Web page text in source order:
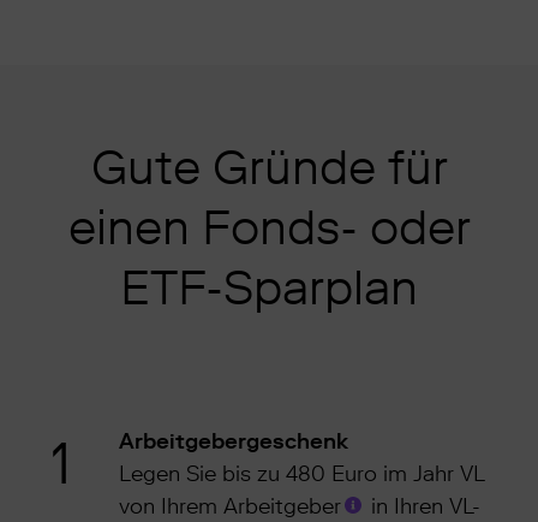
Gute Gründe für
einen Fonds- oder
ETF-Sparplan
1
Arbeitgebergeschenk
Legen Sie bis zu 480 Euro im Jahr VL
von Ihrem Arbeitgeber
in Ihren VL-